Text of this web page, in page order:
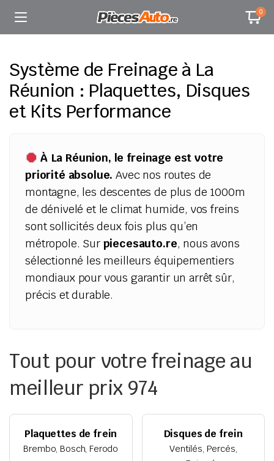
0
Système de Freinage à La
Réunion : Plaquettes, Disques
et Kits Performance
À La Réunion, le freinage est votre
priorité absolue. Avec nos routes de
montagne, les descentes de plus de 1000m
de dénivelé et le climat humide, vos freins
sont sollicités deux fois plus qu’en
métropole. Sur piecesauto.re, nous avons
sélectionné les meilleurs équipementiers
mondiaux pour vous garantir un arrêt sûr,
précis et durable.
Tout pour votre freinage au
meilleur prix 974
Plaquettes de frein
Brembo, Bosch, Ferodo
Disques de frein
Ventilés, Percés,